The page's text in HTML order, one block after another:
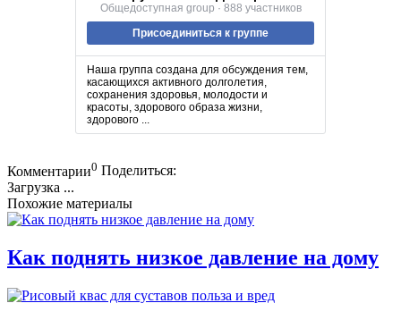
Общедоступная group · 888 участников
Присоединиться к группе
Наша группа создана для обсуждения тем,
касающихся активного долголетия,
сохранения здоровья, молодости и
красоты, здорового образа жизни,
здорового ...
Комментарии0 Поделиться:
Загрузка ...
Похожие материалы
Как поднять низкое давление на дому